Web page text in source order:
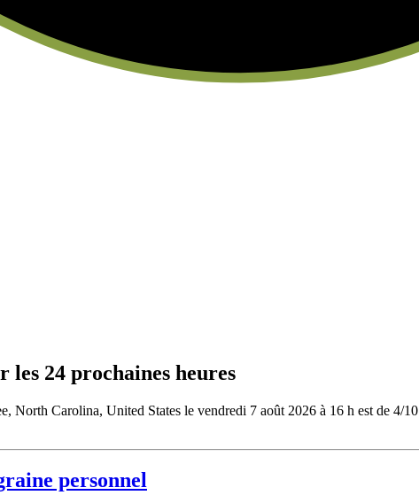
24 prochaines heures
North Carolina, United States le vendredi 7 août 2026 à 16 h est de 4/10
personnel